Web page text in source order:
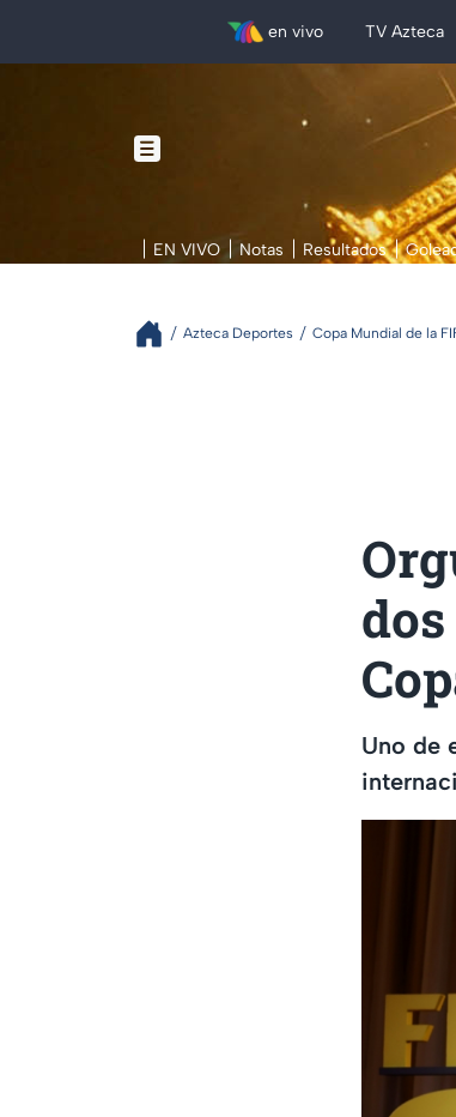
en vivo TV Azteca
EN VIVO Notas Resultados
Azteca Deportes Copa Mundial de la
Uno de